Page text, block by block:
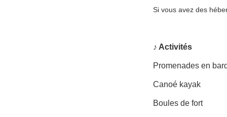
Si vous avez des
♪ Activités
Promenades en
Canoé kayak
Boules de fort